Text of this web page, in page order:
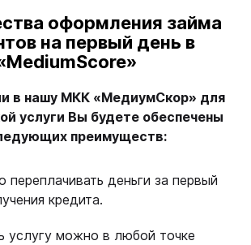
оформления займа
на первый день в
в нашу МКК «МедиумСкор» для
услуги Вы будете обеспечены
преимуществ:
переплачивать деньги за первый
кредита.
услугу можно в любой точке